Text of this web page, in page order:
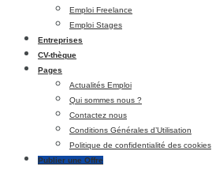
Emploi Freelance
Emploi Stages
Entreprises
CV-thèque
Pages
Actualités Emploi
Qui sommes nous ?
Contactez nous
Conditions Générales d’Utilisation
Politique de confidentialité des cookies
Publier une Offre